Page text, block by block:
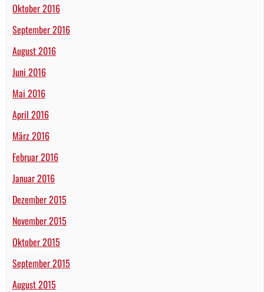
Oktober 2016
September 2016
August 2016
Juni 2016
Mai 2016
April 2016
März 2016
Februar 2016
Januar 2016
Dezember 2015
November 2015
Oktober 2015
September 2015
August 2015